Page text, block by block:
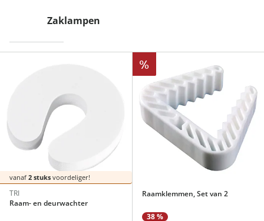
Zaklampen
vanaf 2 stuks voordeliger!
TRI
Raam- en deurwachter
%
Raamklemmen, Set van 2
38 %